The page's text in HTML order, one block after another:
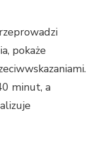
pokaże
minut, a